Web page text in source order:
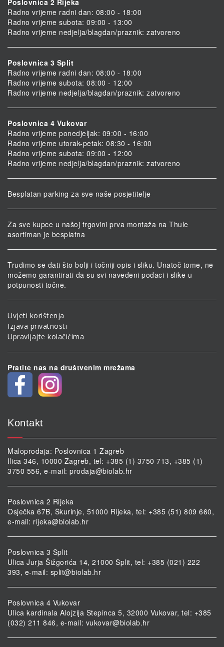
Radno vrijeme radni dan: 08:00 - 18:00
Radno vrijeme subota: 09:00 - 13:00
Radno vrijeme nedjelja/blagdan/praznik: zatvoreno
Poslovnica 3 Split
Radno vrijeme radni dan: 08:00 - 18:00
Radno vrijeme subota: 08:00 - 12:00
Radno vrijeme nedjelja/blagdan/praznik: zatvoreno
Poslovnica 4 Vukovar
Radno vrijeme ponedjeljak: 09:00 - 16:00
Radno vrijeme utorak-petak: 08:30 - 16:00
Radno vrijeme subota: 09:00 - 12:00
Radno vrijeme nedjelja/blagdan/praznik: zatvoreno
Besplatan parking za sve naše posjetitelje
Za sve kupce u našoj trgovini prva montaža na Thule
asortiman je besplatna
Trudimo se dati što bolji i točniji opis i sliku. Unatoč tome, ne
možemo garantirati da su svi navedeni podaci i slike u
potpunosti točne.
Uvjeti korištenja
Izjava privatnosti
Upravljajte kolačićima
Pratite nas na društvenim mrežama
Kontakt
Maloprodaja: Poslovnica 1 Zagreb
Ilica 346, 10000 Zagreb, tel: +385 (1) 3750 713, +385 (1)
3750 556, e-mail: prodaja@biolab.hr
Poslovnica 2 Rijeka
Osječka 67B, Škurinje, 51000 Rijeka, tel: +385 (51) 809 660,
e-mail: rijeka@biolab.hr
Poslovnica 3 Split
Ulica Jurja Šižgorića 14, 21000 Split, tel: +385 (021) 222
393, e-mail: split@biolab.hr
Poslovnica 4 Vukovar
Ulica kardinala Alojzija Stepinca 5, 32000 Vukovar, tel: +385
(032) 211 846, e-mail: vukovar@biolab.hr